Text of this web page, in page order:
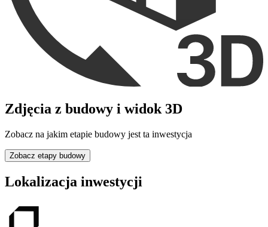
Zdjęcia z budowy i widok 3D
Zobacz na jakim etapie budowy jest ta inwestycja
Zobacz etapy budowy
Lokalizacja inwestycji